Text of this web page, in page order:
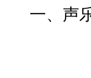
一、声